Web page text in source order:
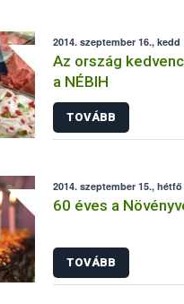
2014. szeptember 16., kedd
Az ország
a NÉBIH
TOVÁBB
2014. szeptember 15., hétfő
60 éves a
TOVÁBB